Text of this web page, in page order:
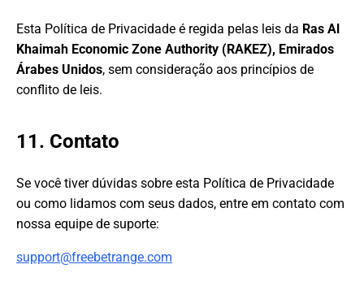
Esta Política de Privacidade é regida pelas leis da Ras Al
Khaimah Economic Zone Authority (RAKEZ), Emirados
Árabes Unidos, sem consideração aos princípios de
conflito de leis.
11. Contato
Se você tiver dúvidas sobre esta Política de Privacidade
ou como lidamos com seus dados, entre em contato com
nossa equipe de suporte:
support@freebetrange.com